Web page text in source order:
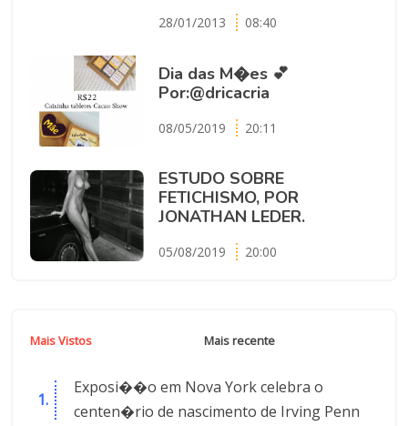
28/01/2013 08:40
Dia das M�es 💕
Por:@dricacria
08/05/2019 20:11
ESTUDO SOBRE
FETICHISMO, POR
JONATHAN LEDER.
05/08/2019 20:00
Mais Vistos Mais recente
Exposi��o em Nova York celebra o
centen�rio de nascimento de Irving Penn